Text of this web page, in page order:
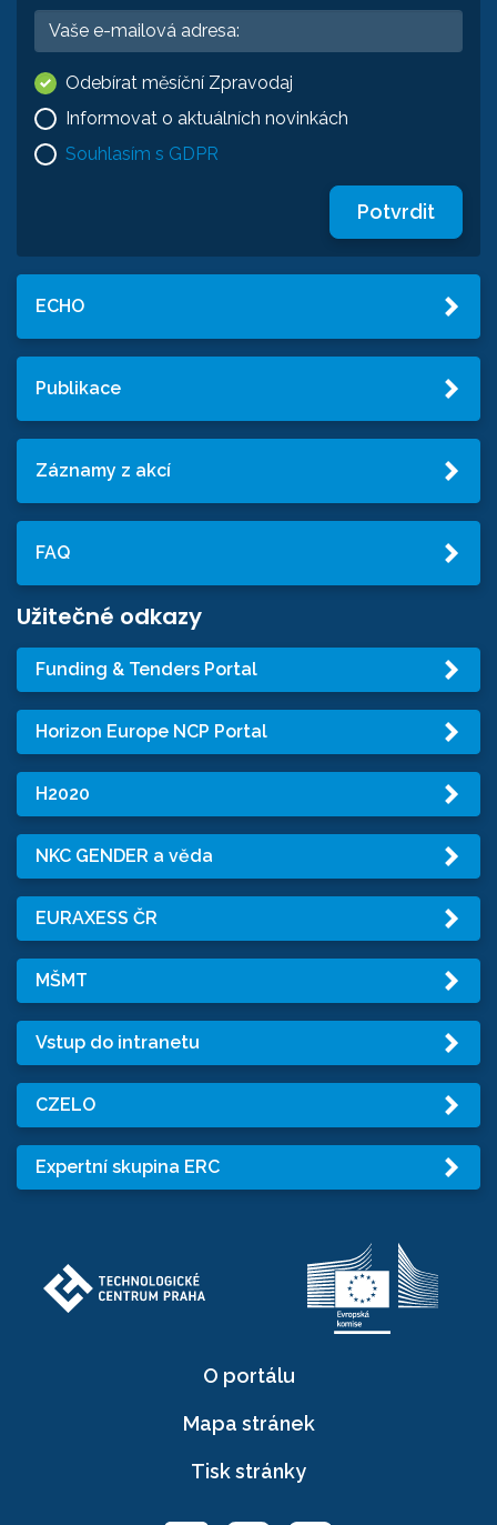
Odebírat měsíční Zpravodaj
Informovat o aktuálních novinkách
Souhlasím s GDPR
Potvrdit
ECHO
Publikace
Záznamy z akcí
FAQ
Užitečné odkazy
Funding & Tenders Portal
Horizon Europe NCP Portal
H2020
NKC GENDER a věda
EURAXESS ČR
MŠMT
Vstup do intranetu
CZELO
Expertní skupina ERC
O portálu
Mapa stránek
Tisk stránky